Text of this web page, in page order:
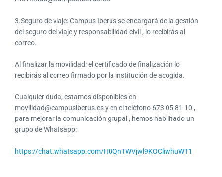
3.Seguro de viaje: Campus Iberus se encargará de la gestión
del seguro del viaje y responsabilidad civil , lo recibirás al
correo.
Al finalizar la movilidad: el certificado de finalización lo
recibirás al correo firmado por la institución de acogida.
Cualquier duda, estamos disponibles en
movilidad@campusiberus.es y en el teléfono 673 05 81 10 ,
para mejorar la comunicación grupal , hemos habilitado un
grupo de Whatsapp:
https://chat.whatsapp.com/H0QnTWVjwl9KOCliwhuWT1